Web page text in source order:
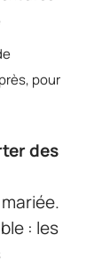
pour
des
: les